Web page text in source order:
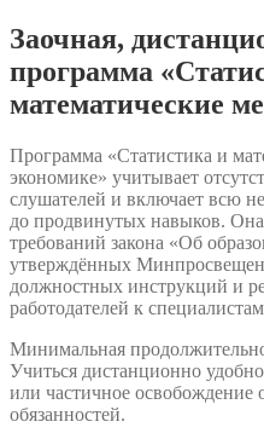
Заочная,
программа
математические
Программа «Статистика и
экономике» учитывает
слушателей и включает всю
до продвинутых навыков. Она
требований закона «Об
утверждённых
должностных инструкций и
работодателей к
Минимальная
Учиться дистанционно
или частичное
обязанностей.